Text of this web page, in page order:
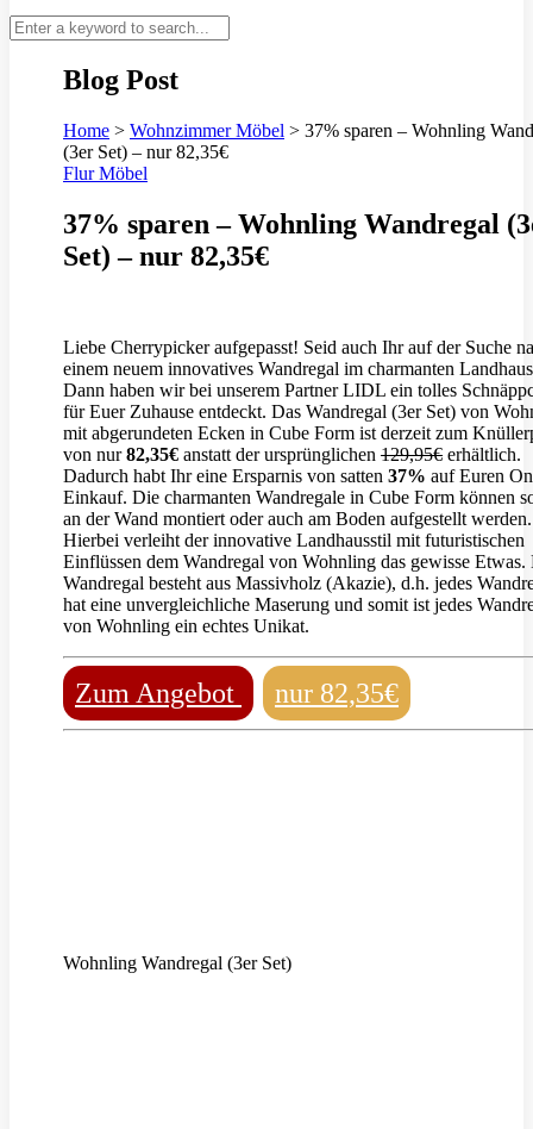
Blog Post
Home > Wohnzimmer Möbel > 37% sparen – Wohnling
(3er Set) – nur 82,35€
Flur Möbel
37% sparen – Wohnling Wandregal
Set) – nur 82,35€
Liebe Cherrypicker aufgepasst! Seid auch Ihr auf der Suche
einem neuem innovatives Wandregal im charmanten
Dann haben wir bei unserem Partner LIDL ein tolles
für Euer Zuhause entdeckt. Das Wandregal (3er Set) von
mit abgerundeten Ecken in Cube Form ist derzeit zum
von nur82,35€ anstatt der ursprünglichen 129,95€ erhältlich.
Dadurch habt Ihr eine Ersparnis von satten 37% auf Euren
Einkauf. Die charmanten Wandregale in Cube Form können
an der Wand montiert oder auch am Boden aufgestellt werden.
Hierbei verleiht der innovative Landhausstil mit futuristischen
Einflüssen dem Wandregal von Wohnling das gewisse Etwas.
Wandregal besteht aus Massivholz (Akazie), d.h. jedes
hat eine unvergleichliche Maserung und somit ist jedes
von Wohnling ein echtes Unikat.
Zum Angebot nur 82,35€
Wohnling Wandregal (3er Set)